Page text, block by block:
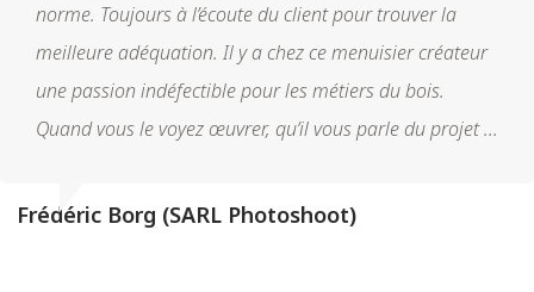
norme. Toujours à l’écoute du client pour trouver la
meilleure adéquation. Il y a chez ce menuisier créateur
une passion indéfectible pour les métiers du bois.
Quand vous le voyez œuvrer, qu’il vous parle du projet ...
Frédéric Borg (SARL Photoshoot)